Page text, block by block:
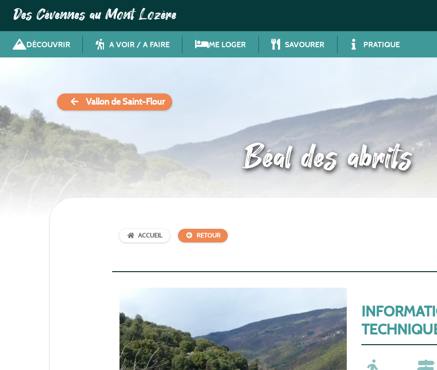
Des Cévennes au Mont Lozère
DÉCOUVRIR A VOIR / A FAIRE ME LOGER SAVOURER PRATIQUE
Vallon de Saint-Flour
Béal des abrits
ACCUEIL RETOUR